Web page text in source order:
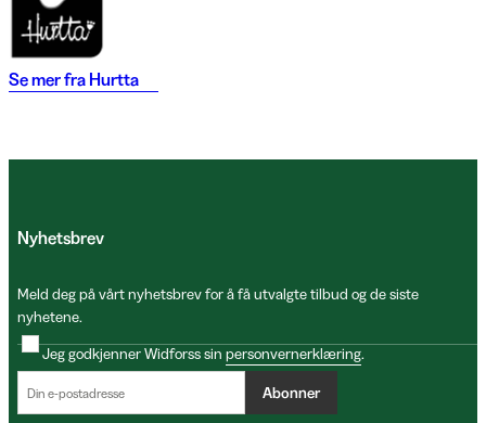
Se mer fra Hurtta
Nyhetsbrev
Meld deg på vårt nyhetsbrev for å få utvalgte tilbud og de siste
nyhetene.
Jeg godkjenner Widforss sin personvernerklæring.
Abonner